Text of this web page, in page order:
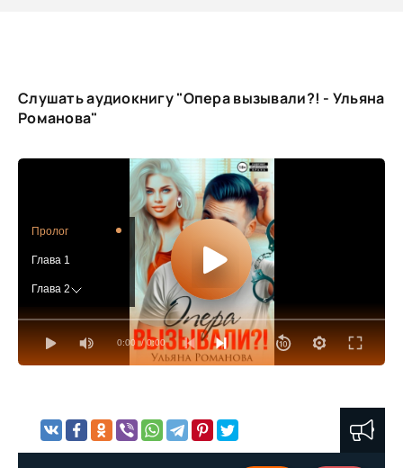
Слушать аудиокнигу "Опера вызывали?! - Ульяна
Романова"
0:00 / 0:00
Пролог
Глава 1
Глава 2
Глава 3
Глава 4
Глава 7